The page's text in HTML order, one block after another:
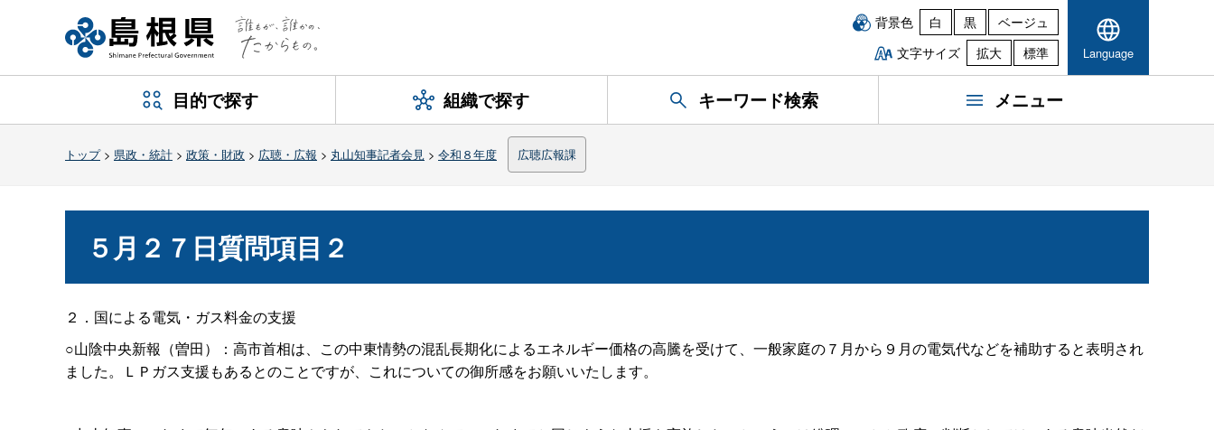
背景色 白 黒
ベージュ
文字サイズ
拡大 標準 Language
目的で探す 組織で探す キーワード検索 メニュー
トップ> 県政・統計 > 政策・財政 > 広聴・広報 > 丸山知事記者会見 > 令和８年度 広聴広報課
５月２７日質問項目２
２．国による電気・ガス料金の支援
○山陰中央新報（曽田）：高市首相は、この中東情勢の混乱長期化によるエネルギー価格の高騰を受けて、一般家庭の７月から９月の電気代などを補助すると表明され
ました。ＬＰガス支援もあるとのことですが、これについての御所感をお願いいたします。